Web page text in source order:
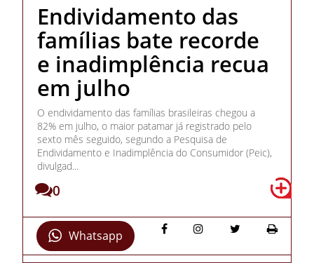
Endividamento das
famílias bate recorde
e inadimplência recua
em julho
O endividamento das famílias brasileiras chegou a
82% em julho, o maior patamar já registrado pelo
sexto mês seguido, segundo a Pesquisa de
Endividamento e Inadimplência do Consumidor (Peic),
divulgad...
0
Whatsapp